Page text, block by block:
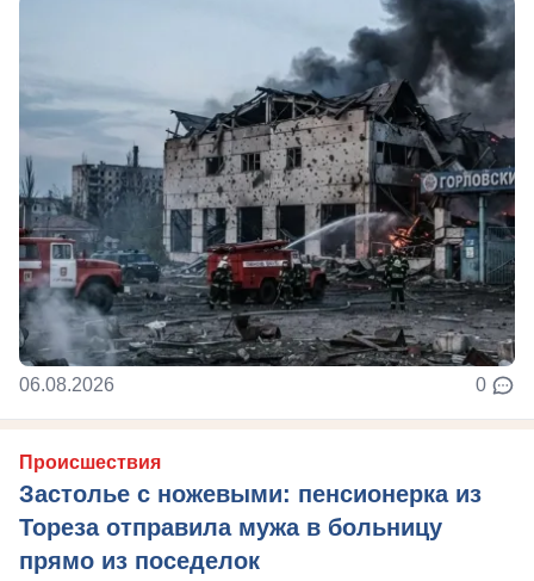
06.08.2026 0
Происшествия
Застолье с ножевыми: пенсионерка из
Тореза отправила мужа в больницу
прямо из поседелок